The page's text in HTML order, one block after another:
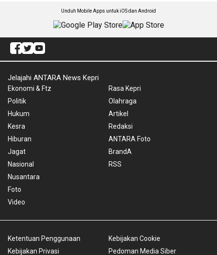
Unduh Mobile Apps untuk iOS dan Android
Jelajahi ANTARA News Kepri
Ekonomi & Ftz
Politik
Hukum
Kesra
Hiburan
Jagat
Nasional
Nusantara
Foto
Video
Rasa Kepri
Olahraga
Artikel
Redaksi
ANTARA Foto
BrandA
RSS
Ketentuan Penggunaan
Kebijakan Privasi
Kebijakan Cookie
Pedoman Media Siber